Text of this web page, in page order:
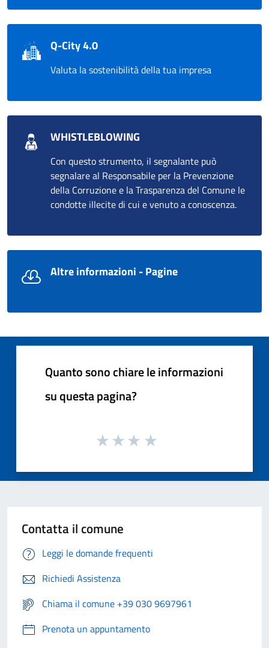
Q-City 4.0
Valuta la sostenibilità della tua impresa
WHISTLEBLOWING
Con questo strumento, il segnalante può
segnalare al Responsabile per la Prevenzione
della Corruzione e la Trasparenza del Comune le
condotte illecite di cui e venuto a conoscenza.
Altre informazioni - Pagine
Quanto sono chiare le informazioni
su questa pagina?
Contatta il comune
Leggi le domande frequenti
Richiedi Assistenza
Chiama il comune +39 030 9697961
Prenota un appuntamento